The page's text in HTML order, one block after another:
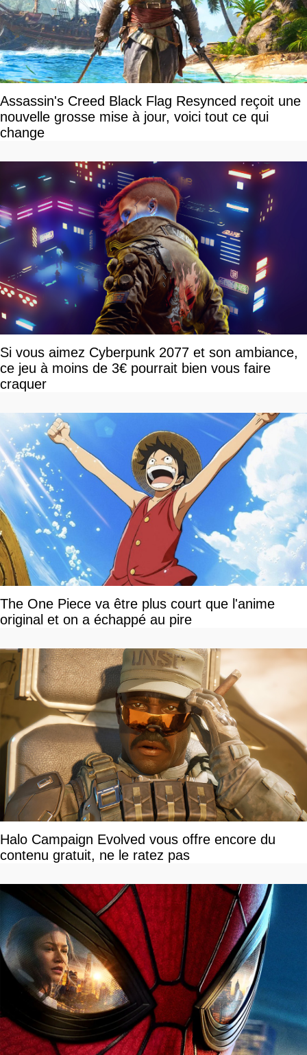
Assassin's Creed Black Flag Resynced reçoit une
nouvelle grosse mise à jour, voici tout ce qui
change
Si vous aimez Cyberpunk 2077 et son ambiance,
ce jeu à moins de 3€ pourrait bien vous faire
craquer
The One Piece va être plus court que l'anime
original et on a échappé au pire
Halo Campaign Evolved vous offre encore du
contenu gratuit, ne le ratez pas